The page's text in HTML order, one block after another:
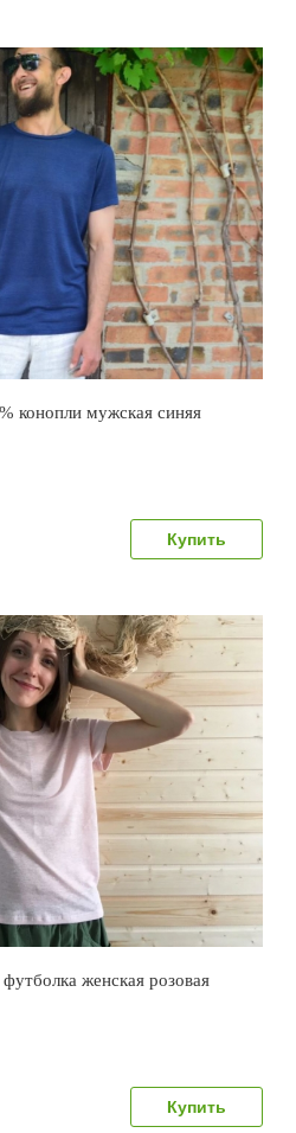
конопли мужская синяя
женская розовая